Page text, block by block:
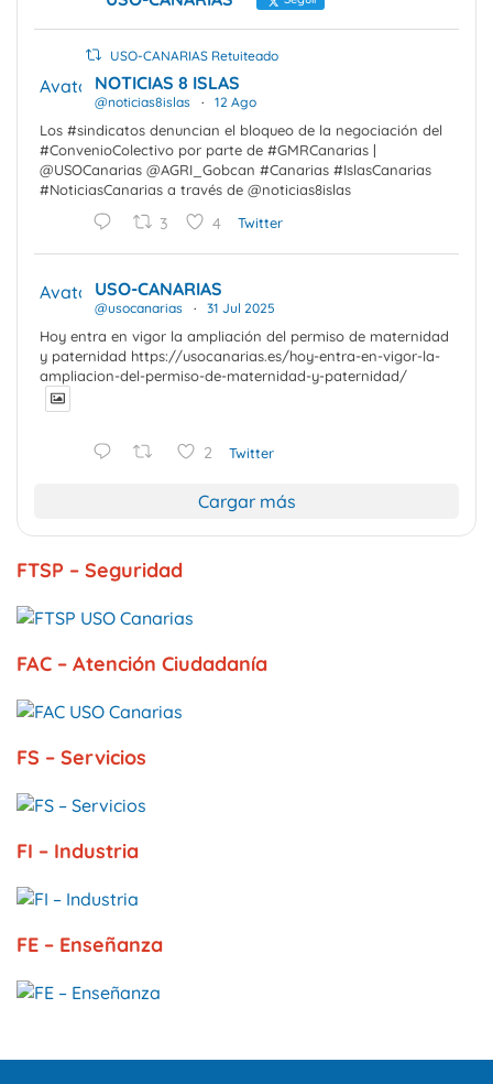
USO-CANARIAS Retuiteado
Avatar NOTICIAS 8 ISLAS
@noticias8islas · 12 Ago
Los #sindicatos denuncian el bloqueo de la negociación del
#ConvenioColectivo por parte de #GMRCanarias |
@USOCanarias @AGRI_Gobcan #Canarias #IslasCanarias
#NoticiasCanarias a través de @noticias8islas
3 4 Twitter
Avatar USO-CANARIAS
@usocanarias · 31 Jul 2025
Hoy entra en vigor la ampliación del permiso de maternidad
y paternidad https://usocanarias.es/hoy-entra-en-vigor-la-
ampliacion-del-permiso-de-maternidad-y-paternidad/
2 Twitter
Cargar más
FTSP – Seguridad
FAC – Atención Ciudadanía
FS – Servicios
FI – Industria
FE – Enseñanza